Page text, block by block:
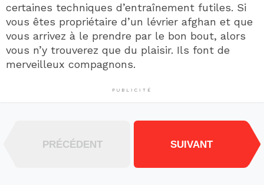
certaines techniques d’entraînement futiles. Si
vous êtes propriétaire d’un lévrier afghan et que
vous arrivez à le prendre par le bon bout, alors
vous n’y trouverez que du plaisir. Ils font de
merveilleux compagnons.
PUBLICITÉ
PRÉCÉDENT SUIVANT